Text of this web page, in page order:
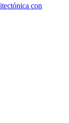
con